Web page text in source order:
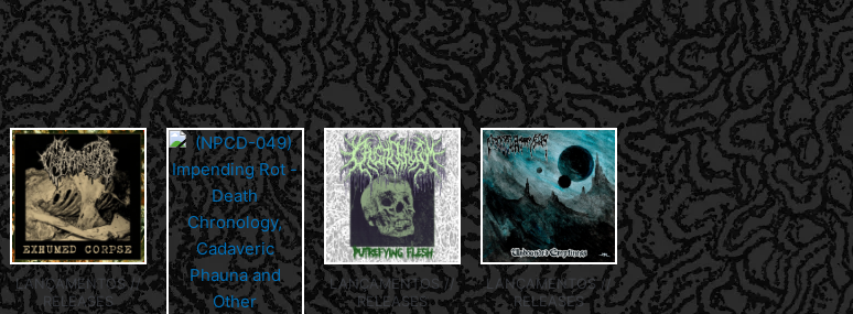
LANÇAMENTOS //
RELEASES
LANÇAMENTOS //
RELEASES
LANÇAMENTOS //
RELEASES